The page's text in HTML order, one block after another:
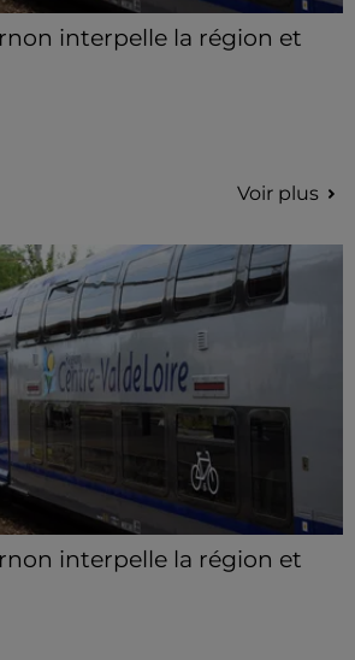
interpelle la région et
Voir plus
interpelle la région et